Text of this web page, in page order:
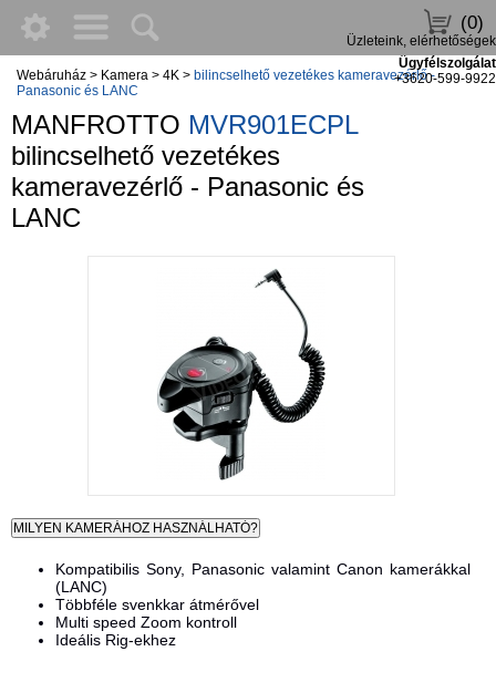
(0)
Üzleteink, elérhetőségek
Ügyfélszolgálat
+3620-599-9922
Webáruház > Kamera > 4K > bilincselhető vezetékes kameravezérlő -
Panasonic és LANC
MANFROTTO MVR901ECPL
bilincselhető vezetékes
kameravezérlő - Panasonic és
LANC
Kompatibilis Sony, Panasonic valamint Canon kamerákkal
(LANC)
Többféle svenkkar átmérővel
Multi speed Zoom kontroll
Ideális Rig-ekhez